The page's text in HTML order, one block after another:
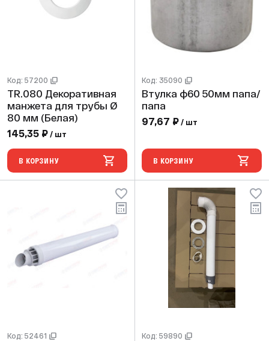
Код: 57200
TR.080 Декоративная
манжета для трубы Ø
80 мм (Белая)
145,35 ₽ / шт
В КОРЗИНУ
Код: 35090
Втулка ф60 50мм папа/
папа
97,67 ₽ / шт
В КОРЗИНУ
Код: 52461 Код: 59890